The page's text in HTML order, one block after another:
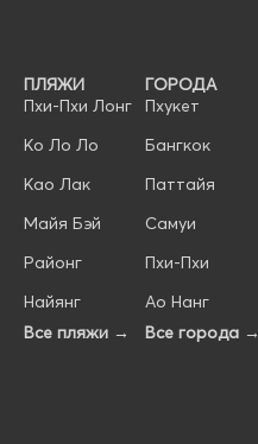
ПЛЯЖИ
Пхи-Пхи Лонг
Ко Ло Ло
Као Лак
Майя Бэй
Районг
Найянг
Все пляжи →
ГОРОДА
Пхукет
Бангкок
Паттайя
Самуи
Пхи-Пхи
Ао Нанг
Все города →